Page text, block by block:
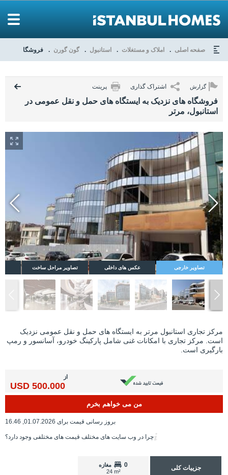
صفحه اصلی املاک و مستغلات استانبول گون گورن فروشگاه های
گزارش اشتراک گذاری پرینت
فروشگاه های نزدیک به ایستگاه های حمل و نقل عمومی در
استانبول، مرتر
تصاویر خارجی عکس های داخلی تصاویر مراحل ساخت
مرکز تجاری استانبول مرتر به ایستگاه های حمل و نقل عمومی نزدیک
است. مرکز تجاری با امکانات غنی شامل پارکینگ خودرو، آسانسور و رمپ
بارگیری است.
از
500.000 USD
من می خواهم بخرم
بروز رسانی قیمت برای 01.07.2026, 16.46
چرا در وب سایت های مختلف قیمت های مختلفی وجود دارد؟
جزییات کلی 0
مغازه
24 m²